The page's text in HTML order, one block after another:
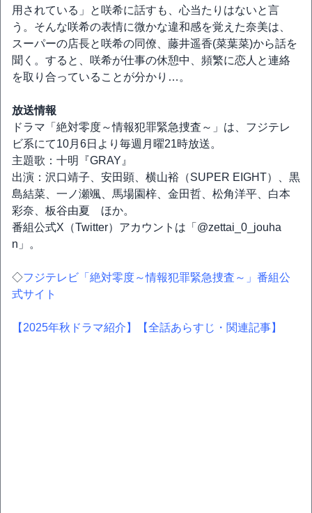
用されている」と咲希に話すも、心当たりはないと言
う。そんな咲希の表情に微かな違和感を覚えた奈美は、
スーパーの店長と咲希の同僚、藤井遥香(菜葉菜)から話を
聞く。すると、咲希が仕事の休憩中、頻繁に恋人と連絡
を取り合っていることが分かり…。
放送情報
ドラマ「絶対零度～情報犯罪緊急捜査～」は、フジテレ
ビ系にて10月6日より毎週月曜21時放送。
主題歌：十明『GRAY』
出演：沢口靖子、安田顕、横山裕（SUPER EIGHT）、黒
島結菜、一ノ瀬颯、馬場園梓、金田哲、松角洋平、白本
彩奈、板谷由夏 ほか。
番組公式X（Twitter）アカウントは「@zettai_0_jouha
n」。
◇フジテレビ「絶対零度～情報犯罪緊急捜査～」番組公
式サイト
【2025年秋ドラマ紹介】 【全話あらすじ・関連記事】